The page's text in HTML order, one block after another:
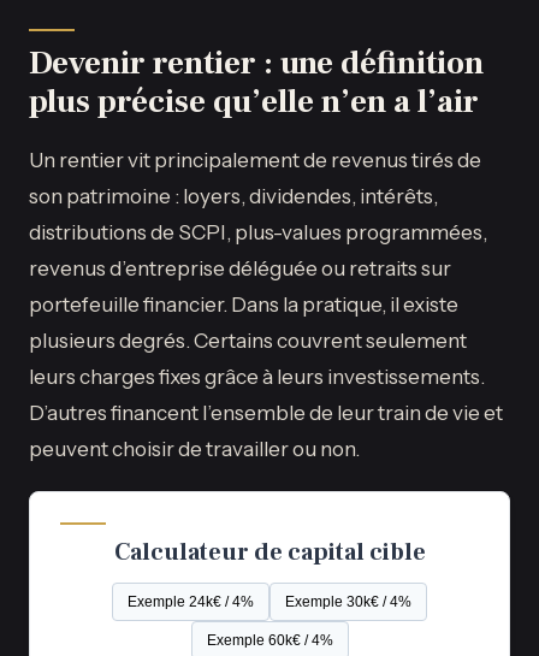
Devenir rentier : une définition
plus précise qu’elle n’en a l’air
Un rentier vit principalement de revenus tirés de
son patrimoine : loyers, dividendes, intérêts,
distributions de SCPI, plus-values programmées,
revenus d’entreprise déléguée ou retraits sur
portefeuille financier. Dans la pratique, il existe
plusieurs degrés. Certains couvrent seulement
leurs charges fixes grâce à leurs investissements.
D’autres financent l’ensemble de leur train de vie et
peuvent choisir de travailler ou non.
Calculateur de capital cible
Exemple 24k€ / 4% Exemple 30k€ / 4%
Exemple 60k€ / 4%